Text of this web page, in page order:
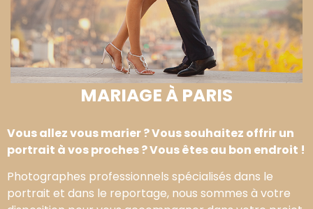
MARIAGE À PARIS
Vous allez vous marier ? Vous souhaitez offrir un
portrait à vos proches ? Vous êtes au bon endroit !
Photographes professionnels spécialisés dans le
portrait et dans le reportage, nous sommes à votre